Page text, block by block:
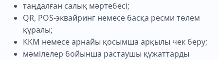
таңдалған салық мәртебесі;
QR, POS-эквайринг немесе басқа ресми төлем
құралы;
ККМ немесе арнайы қосымша арқылы чек беру;
мәмілелер бойынша растаушы құжаттарды